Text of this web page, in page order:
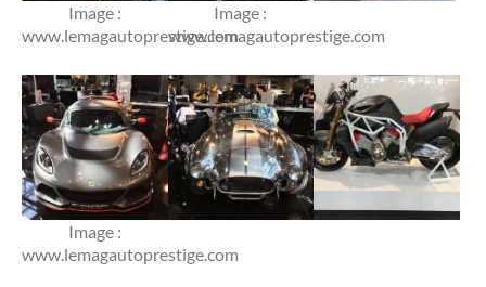
Image :
www.lemagautoprestige.com
Image :
www.lemagautoprestige.com
Image :
www.lemagautoprestige.com